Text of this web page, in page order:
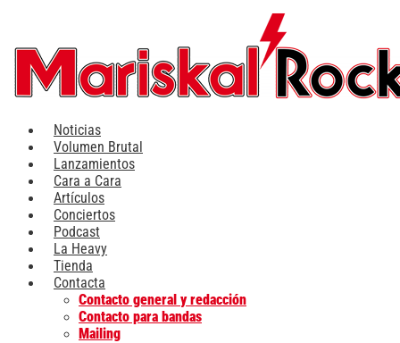
contenido
Noticias
Volumen Brutal
Lanzamientos
Cara a Cara
Artículos
Conciertos
Podcast
La Heavy
Tienda
Contacta
Contacto general y redacción
Contacto para bandas
Mailing